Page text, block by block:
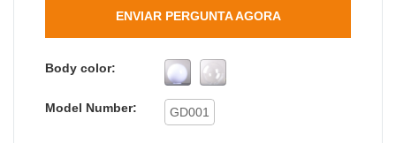
multifuncionais e de alta qualidade.No(s)
500mm bola de plexiglass globo globo de
policarbonato esfera cobertura de sombra de
lâmpada para iluminação é comumente visto e
amplamente utilizado.
ENVIAR PERGUNTA AGORA
Body color:
Model Number: GD001